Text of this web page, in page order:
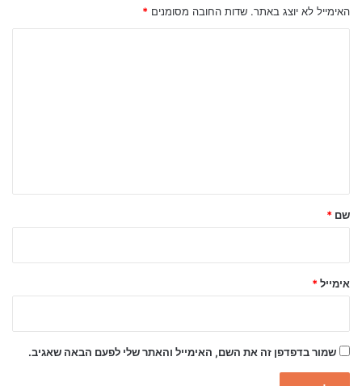
האימייל לא יוצג באתר. שדות החובה מסומנים *
ל
שם *
אימייל *
שמור בדפדפן זה את השם, האימייל והאתר שלי לפעם הבאה שאגיב.